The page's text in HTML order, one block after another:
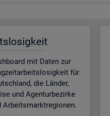
mit Daten zur
für
die Län­der,
und Agen­tur­be­zir­ke
Ar­beits­markt­re­gio­nen.